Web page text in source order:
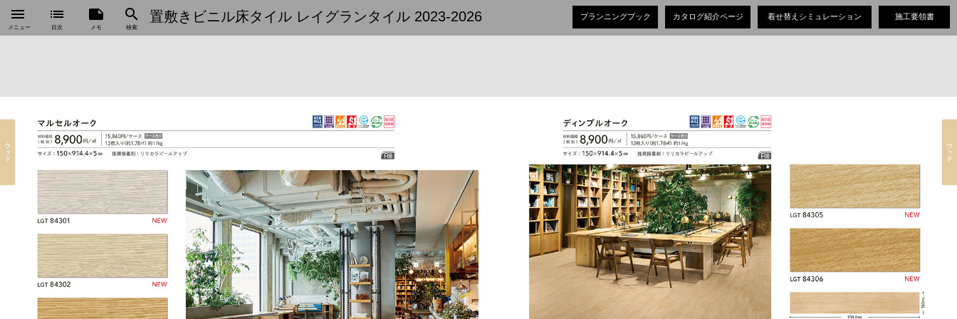
menu
メニュー
置敷きビニル床タイル レイグランタイル 2023-2026
list
目次
note
メモ
search
検索
プランニングブック カタログ紹介ページ 着せ替えシミュレーション 施工要領書